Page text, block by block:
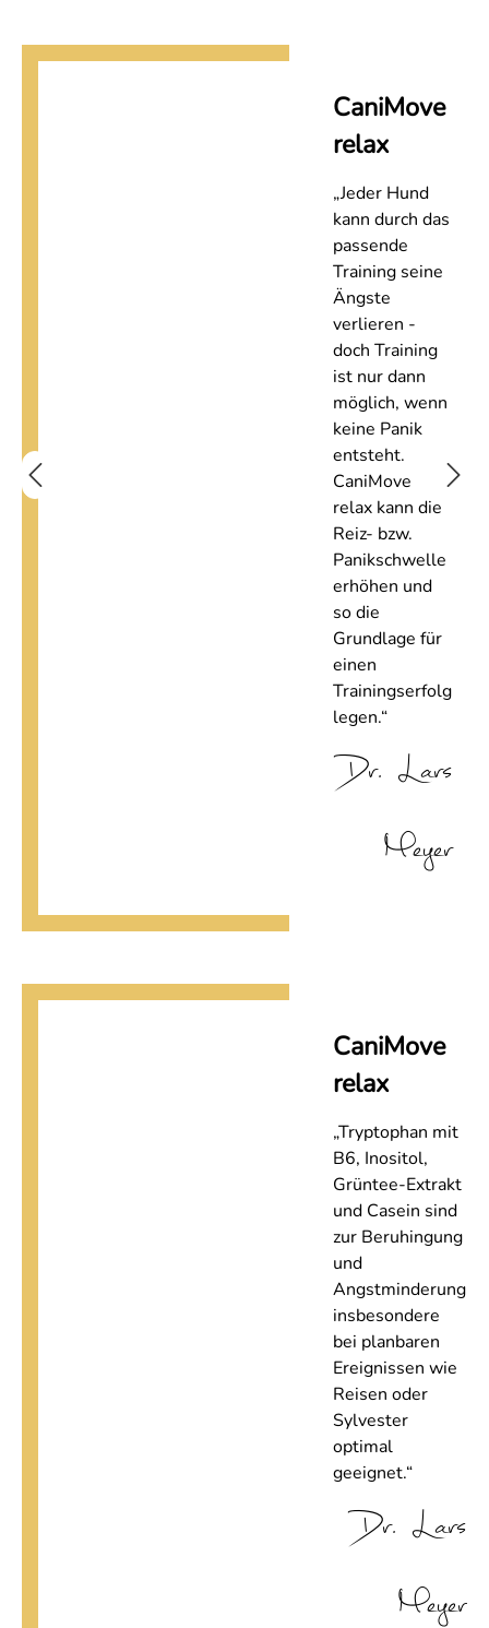
CaniMove
relax
„Jeder Hund
kann durch das
passende
Training seine
Ängste
verlieren -
doch Training
ist nur dann
möglich, wenn
keine Panik
entsteht.
CaniMove
relax kann die
Reiz- bzw.
Panikschwelle
erhöhen und
so die
Grundlage für
einen
Trainingserfolg
legen.“
Dr. Lars
Meyer
CaniMove
relax
„Tryptophan mit
B6, Inositol,
Grüntee-Extrakt
und Casein sind
zur Beruhingung
und
Angstminderung
insbesondere
bei planbaren
Ereignissen wie
Reisen oder
Sylvester
optimal
geeignet.“
Dr. Lars
Meyer